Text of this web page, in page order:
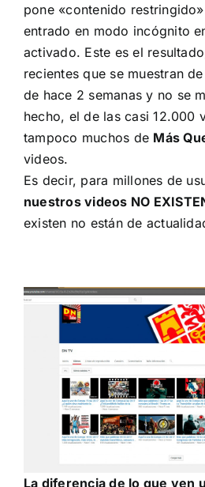
pone «contenido
entrado en modo incógnito
activado. Este es el
recientes que se muestran
de hace 2 semanas y no se
hecho, el de las casi 12.000
tampoco muchos de Más
videos.
Es decir, para millones de
nuestros videos NO
existen no están de
La diferencia de lo que ven